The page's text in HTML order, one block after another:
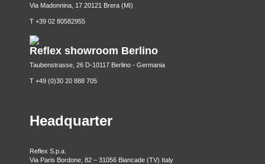
Via Madonnina, 17 20121 Brera (MI)
T +39 02 80582955
Reflex showroom Berlino
Taubenstrasse, 26 D-10117 Berlino - Germania
T +49 (0)30 20 888 705
Headquarter
Reflex S.p.a.
Via Paris Bordone, 82 – 31056 Biancade (TV) Italy